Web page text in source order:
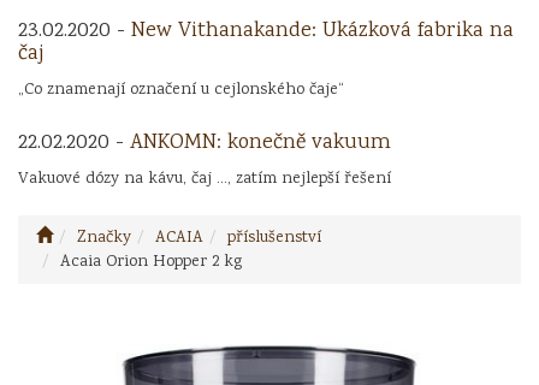
23.02.2020 - New Vithanakande: Ukázková fabrika na
čaj
„Co znamenají označení u cejlonského čaje“
22.02.2020 - ANKOMN: konečně vakuum
Vakuové dózy na kávu, čaj ..., zatím nejlepší řešení
Značky ACAIA
příslušenství
Acaia Orion Hopper 2 kg